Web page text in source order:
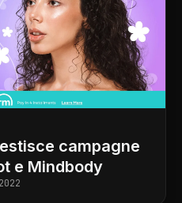
campagne
e Mindbody